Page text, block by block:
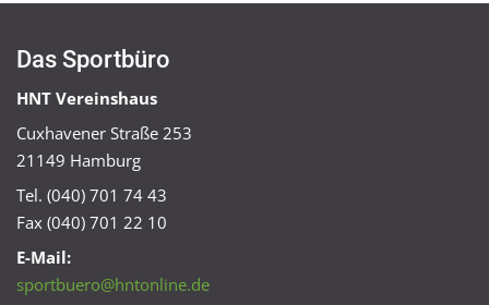
Das Sportbüro
HNT Vereinshaus
Cuxhavener Straße 253
21149 Hamburg
Tel. (040) 701 74 43
Fax (040) 701 22 10
E-Mail:
sportbuero@hntonline.de